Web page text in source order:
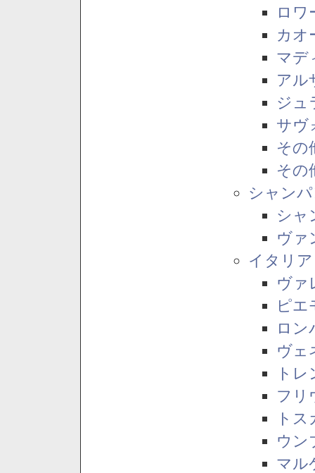
ロワ
カオ
マデ
アル
ジュ
サヴ
その
その
シャン
シャ
ヴァ
イタリア
ヴァ
ピエ
ロン
ヴェ
ト
フリ
ト
ウン
マル